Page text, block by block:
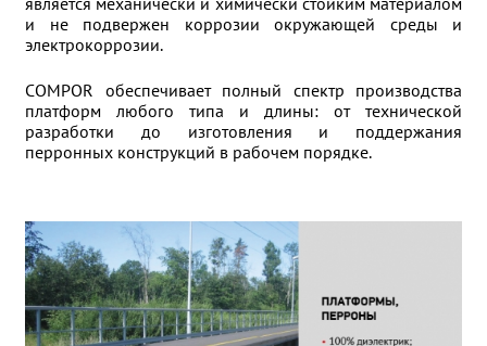
является механически и химически стойким материалом
и не подвержен коррозии окружающей среды и
электрокоррозии.
COMPOR обеспечивает полный спектр производства
платформ любого типа и длины: от технической
разработки до изготовления и поддержания
перронных конструкций в рабочем порядке.